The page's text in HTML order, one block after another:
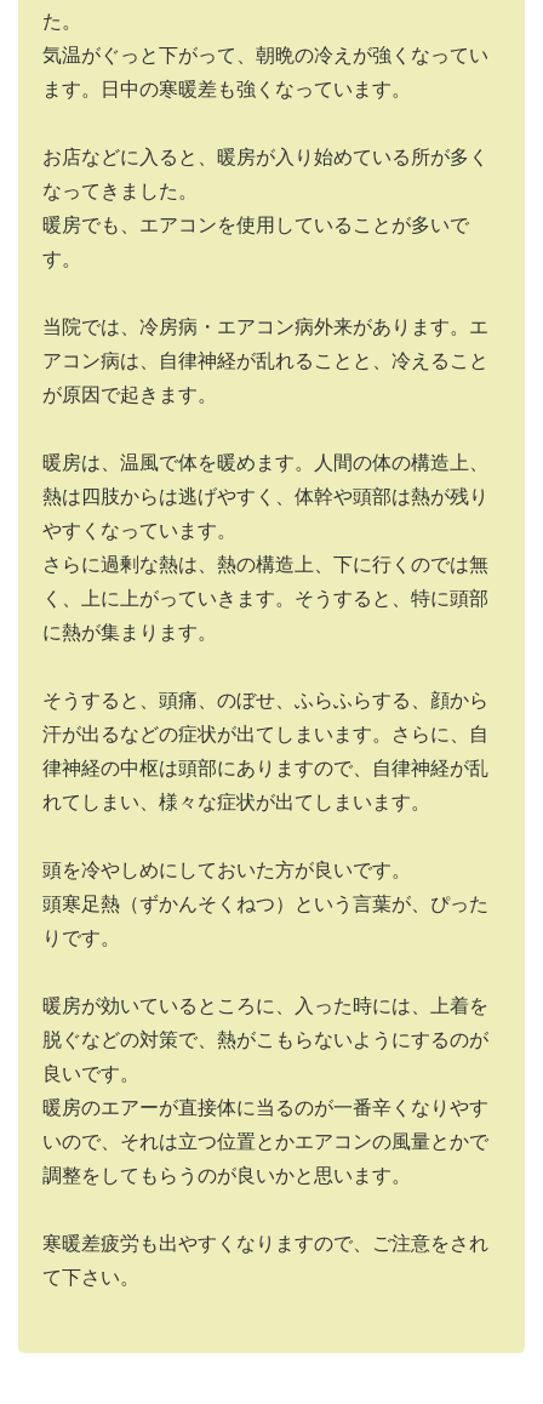
た。
気温がぐっと下がって、朝晩の冷えが強くなってい
ます。日中の寒暖差も強くなっています。
お店などに入ると、暖房が入り始めている所が多く
なってきました。
暖房でも、エアコンを使用していることが多いで
す。
当院では、冷房病・エアコン病外来があります。エ
アコン病は、自律神経が乱れることと、冷えること
が原因で起きます。
暖房は、温風で体を暖めます。人間の体の構造上、
熱は四肢からは逃げやすく、体幹や頭部は熱が残り
やすくなっています。
さらに過剰な熱は、熱の構造上、下に行くのでは無
く、上に上がっていきます。そうすると、特に頭部
に熱が集まります。
そうすると、頭痛、のぼせ、ふらふらする、顔から
汗が出るなどの症状が出てしまいます。さらに、自
律神経の中枢は頭部にありますので、自律神経が乱
れてしまい、様々な症状が出てしまいます。
頭を冷やしめにしておいた方が良いです。
頭寒足熱（ずかんそくねつ）という言葉が、ぴった
りです。
暖房が効いているところに、入った時には、上着を
脱ぐなどの対策で、熱がこもらないようにするのが
良いです。
暖房のエアーが直接体に当るのが一番辛くなりやす
いので、それは立つ位置とかエアコンの風量とかで
調整をしてもらうのが良いかと思います。
寒暖差疲労も出やすくなりますので、ご注意をされ
て下さい。